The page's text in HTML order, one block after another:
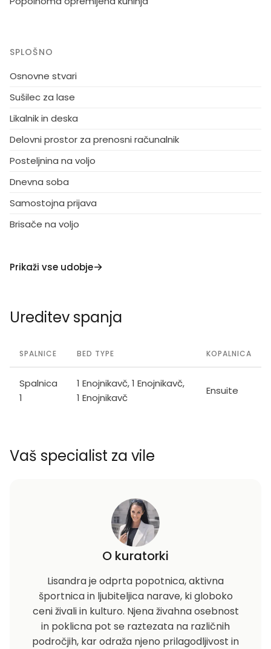
SPLOŠNO
Osnovne stvari
Sušilec za lase
Likalnik in deska
Delovni prostor za prenosni računalnik
Posteljnina na voljo
Dnevna soba
Samostojna prijava
Brisače na voljo
Prikaži vse udobje
Ureditev spanja
SPALNICE BED TYPE KOPALNICA
Spalnica
1
1 Enojnikavč, 1 Enojnikavč,
1 Enojnikavč
Ensuite
Vaš specialist za vile
O kuratorki
Lisandra je odprta popotnica, aktivna
športnica in ljubiteljica narave, ki globoko
ceni živali in kulturo. Njena živahna osebnost
in poklicna pot se raztezata na različnih
področjih, kar odraža njeno prilagodljivost in